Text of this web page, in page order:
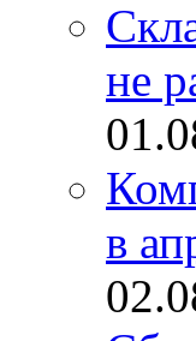
не
в